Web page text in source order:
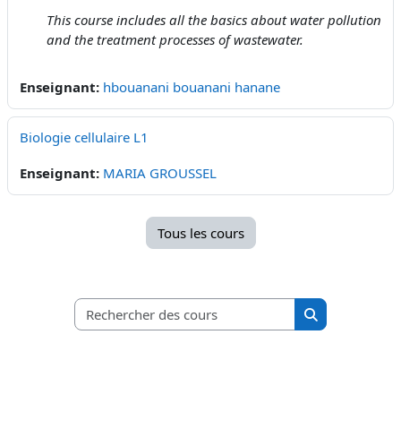
This course includes all the basics about water pollution
and the treatment processes of wastewater.
Enseignant: hbouanani bouanani hanane
Biologie cellulaire L1
Enseignant: MARIA GROUSSEL
Tous les cours
Rechercher des
Rechercher